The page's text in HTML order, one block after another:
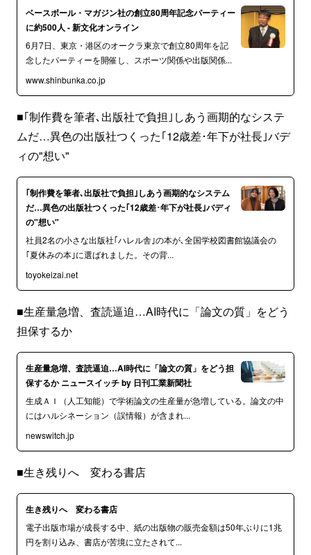
ベースボール・マガジン社の創立80周年記念パーティー
に約500人 - 新文化オンライン
6月7日、東京・港区のオークラ東京で創立80周年を記
念したパーティーを開催し、スポーツ関係や出版関係...
www.shinbunka.co.jp
■｢制作費を筆者､出版社で負担｣しあう画期的なシステ
ムだ…異色の出版社つくった｢12歳差･年下が社長｣バデ
ィの"想い"
｢制作費を筆者､出版社で負担｣しあう画期的なシステム
だ…異色の出版社つくった｢12歳差･年下が社長｣バディ
の"想い"
社員2名の小さな出版社｢ハレル舎｣の本が､全国学校図書館協議会の
｢夏休みの本｣に選ばれました。その背...
toyokeizai.net
■生産量急増、査読逼迫…AI時代に「論文の質」をどう
担保するか
生産量急増、査読逼迫…AI時代に「論文の質」をどう担
保するか ニュースイッチ by 日刊工業新聞社
生成ＡＩ（人工知能）で学術論文の生産量が急増している。論文の中
にはハルシネーション（誤情報）が含まれ...
newswitch.jp
■生き残りへ 変わる書店
生き残りへ 変わる書店
電子出版市場が成長する中、紙の出版物の販売金額は50年ぶりに1兆
円を割り込み、書店が苦境に立たされて...